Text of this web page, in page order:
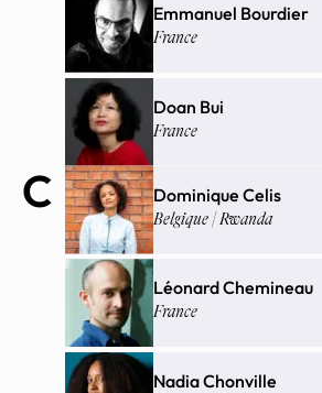
Emmanuel Bourdier
France
Doan Bui
France
C Dominique Celis
Belgique | Rwanda
Léonard Chemineau
France
Nadia Chonville